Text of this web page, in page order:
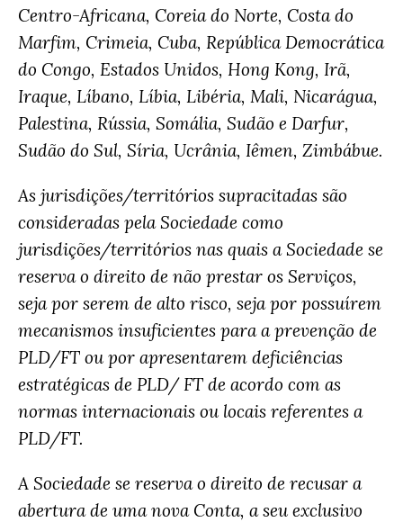
Centro-Africana, Coreia do Norte, Costa do
Marfim, Crimeia, Cuba, República Democrática
do Congo, Estados Unidos, Hong Kong, Irã,
Iraque, Líbano, Líbia, Libéria, Mali, Nicarágua,
Palestina, Rússia, Somália, Sudão e Darfur,
Sudão do Sul, Síria, Ucrânia, Iêmen, Zimbábue.
As jurisdições/territórios supracitadas são
consideradas pela Sociedade como
jurisdições/territórios nas quais a Sociedade se
reserva o direito de não prestar os Serviços,
seja por serem de alto risco, seja por possuírem
mecanismos insuficientes para a prevenção de
PLD/FT ou por apresentarem deficiências
estratégicas de PLD/ FT de acordo com as
normas internacionais ou locais referentes a
PLD/FT.
A Sociedade se reserva o direito de recusar a
abertura de uma nova Conta, a seu exclusivo